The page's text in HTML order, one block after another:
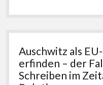
mit
ein
Bayern-
und
eine
Auschwitz als
erfinden – der
Schreiben im